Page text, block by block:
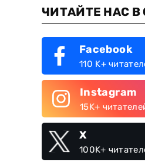
ЧИТАЙТЕ НАС В
Facebook
110 K+
Instagram
15K+
X
100K+